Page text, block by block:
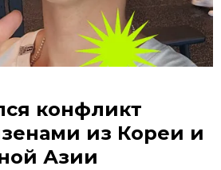
конфликт
из Кореи и
Азии